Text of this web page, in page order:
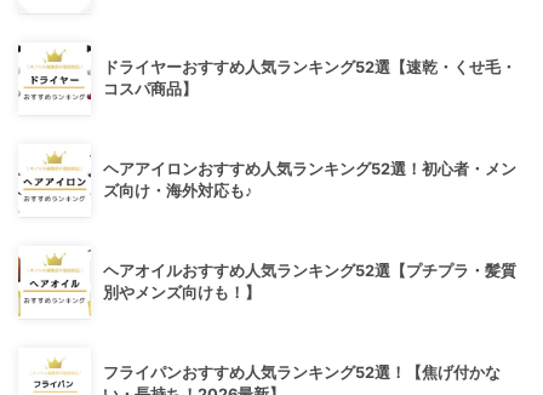
ドライヤーおすすめ人気ランキング52選【速乾・くせ毛・
コスパ商品】
ヘアアイロンおすすめ人気ランキング52選！初心者・メン
ズ向け・海外対応も♪
ヘアオイルおすすめ人気ランキング52選【プチプラ・髪質
別やメンズ向けも！】
フライパンおすすめ人気ランキング52選！【焦げ付かな